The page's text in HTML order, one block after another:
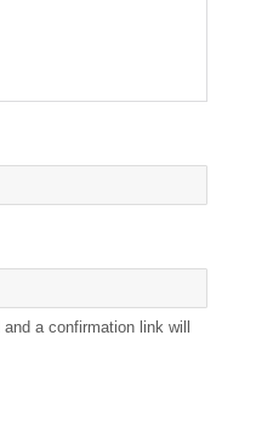
a confirmation link will